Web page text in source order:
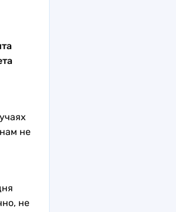
не
не